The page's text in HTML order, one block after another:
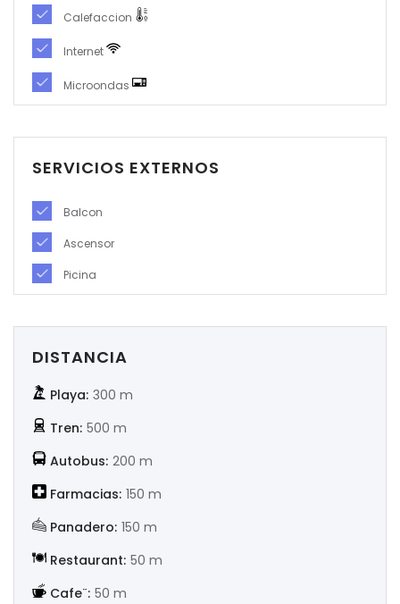
|-Soria
|-Teruel
|-Valladolid
|-Zamora
|-Zaragoza
Calefaccion
Internet
Microondas
SERVICIOS EXTERNOS
Balcon
Ascensor
Picina
DISTANCIA
Playa: 300 m
Tren: 500 m
Autobus: 200 m
Farmacias: 150 m
Panadero: 150 m
Restaurant: 50 m
Cafe¨: 50 m